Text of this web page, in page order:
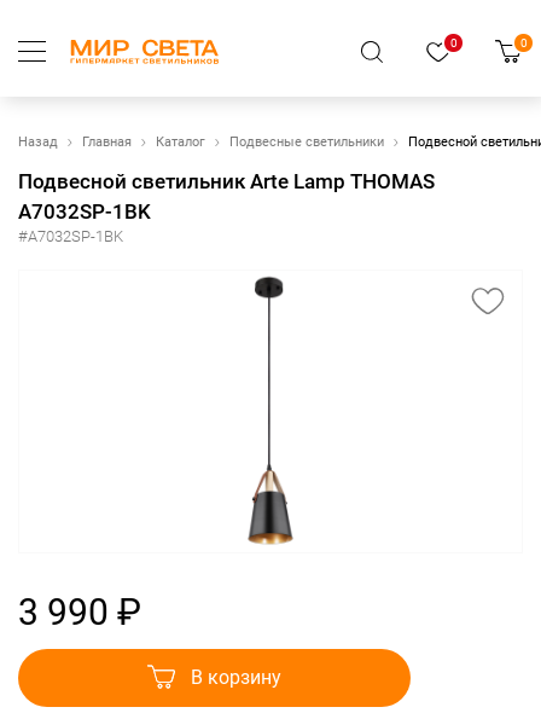
0 0
Назад Главная Каталог Подвесные светильники Подвесной
Подвесной светильник Arte Lamp THOMAS
A7032SP-1BK
#A7032SP-1BK
3 990 ₽
В корзину